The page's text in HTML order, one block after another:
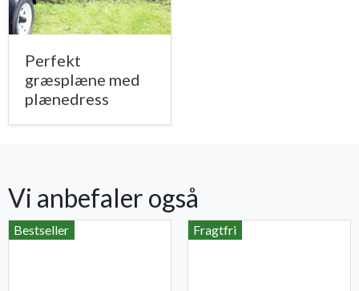
Perfekt
græsplæne med
plænedress
Vi anbefaler også
Bestseller Fragtfri